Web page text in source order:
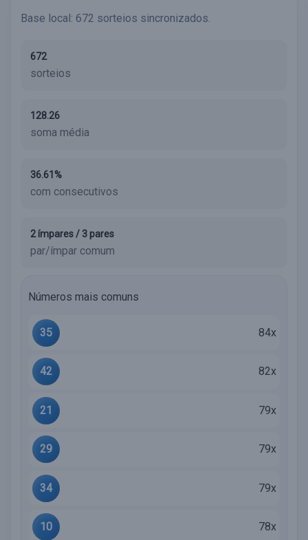
Base local: 672 sorteios sincronizados.
672
sorteios
128.26
soma média
36.61%
com consecutivos
2 ímpares / 3 pares
par/ímpar comum
Números mais comuns
35 84x
42 82x
21 79x
29 79x
34 79x
10 78x